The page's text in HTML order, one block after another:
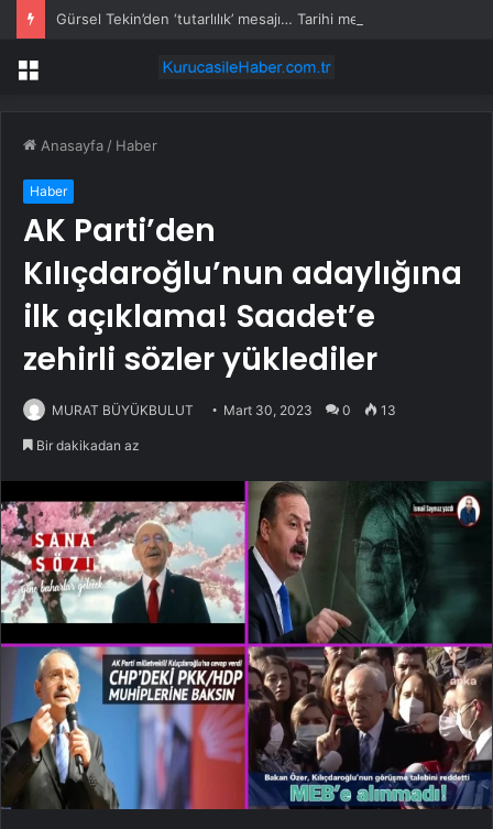
Menü
Anasayfa / Haber
Haber
AK Parti’den
Kılıçdaroğlu’nun adaylığına
ilk açıklama! Saadet’e
zehirli sözler yüklediler
MURAT BÜYÜKBULUT Mart 30, 2023 0 13
Bir dakikadan az